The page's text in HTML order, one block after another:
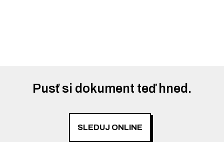
Pusť si dokument teď hned.
SLEDUJ ONLINE